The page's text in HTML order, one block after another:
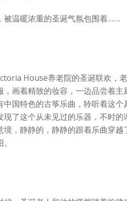
被温暖浓重的圣诞气氛包围着…….
House养老院的圣诞联欢，
，画着精致的妆容，一边品尝着
国特色的古筝乐曲，聆听着这
了这个从未见过的乐器，不时
境，静静的，静静的跟着乐曲穿